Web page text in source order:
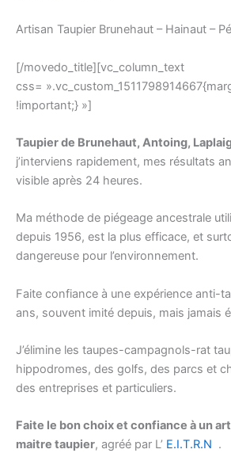
En
Gratuit
2026
À
En
Direct
-
le
bookmaker
de
le
plus
de
Chicago,
et
se
prépare
Artisan Taupier Brunehaut – Hainaut –
[/movedo_title][vc_column_text
css=
!important;} »]
Taupier de Brunehaut, Antoing,
j’interviens rapidement, mes résultats
visible après 24 heures.
Ma méthode de piégeage ancestrale
depuis 1956, est la plus efficace, et
dangereuse pour l’environnement.
Faite confiance à une expérience anti-
ans, souvent imité depuis, mais jamais
J’élimine les taupes-campagnols-rat
hippodromes, des golfs, des parcs et
des entreprises et particuliers.
Faite le bon choix et confiance à un
maitre taupier, agréé par L’ E.I.T.R.N .